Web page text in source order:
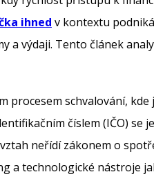
ihned v kontextu
výdaji. Tento článek
procesem schvalování, kde
číslem (IČO) se
neřídí zákonem o
a technologické nástroje